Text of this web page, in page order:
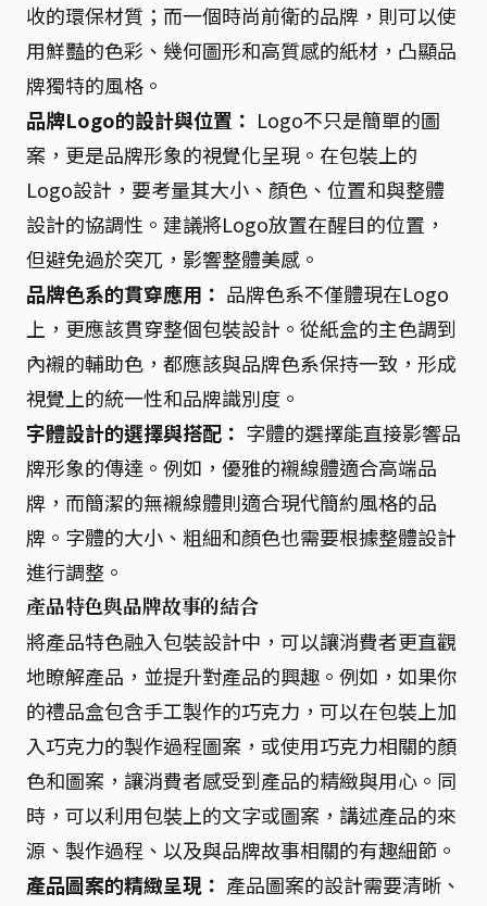
收的環保材質；而一個時尚前衛的品牌，則可以使
用鮮豔的色彩、幾何圖形和高質感的紙材，凸顯品
牌獨特的風格。
品牌Logo的設計與位置： Logo不只是簡單的圖
案，更是品牌形象的視覺化呈現。在包裝上的
Logo設計，要考量其大小、顏色、位置和與整體
設計的協調性。建議將Logo放置在醒目的位置，
但避免過於突兀，影響整體美感。
品牌色系的貫穿應用： 品牌色系不僅體現在Logo
上，更應該貫穿整個包裝設計。從紙盒的主色調到
內襯的輔助色，都應該與品牌色系保持一致，形成
視覺上的統一性和品牌識別度。
字體設計的選擇與搭配： 字體的選擇能直接影響品
牌形象的傳達。例如，優雅的襯線體適合高端品
牌，而簡潔的無襯線體則適合現代簡約風格的品
牌。字體的大小、粗細和顏色也需要根據整體設計
進行調整。
產品特色與品牌故事的結合
將產品特色融入包裝設計中，可以讓消費者更直觀
地瞭解產品，並提升對產品的興趣。例如，如果你
的禮品盒包含手工製作的巧克力，可以在包裝上加
入巧克力的製作過程圖案，或使用巧克力相關的顏
色和圖案，讓消費者感受到產品的精緻與用心。同
時，可以利用包裝上的文字或圖案，講述產品的來
源、製作過程、以及與品牌故事相關的有趣細節。
產品圖案的精緻呈現： 產品圖案的設計需要清晰、